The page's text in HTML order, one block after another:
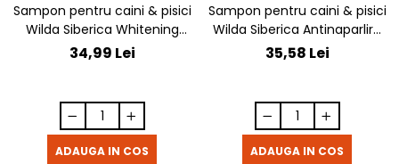
Sampon pentru caini & pisici
Wilda Siberica Whitening
pentru albire 400 ml
34,99 Lei
ADAUGA IN COS
Sampon pentru caini & pisici
Wilda Siberica Antinaparlire
400 ml
35,58 Lei
ADAUGA IN COS